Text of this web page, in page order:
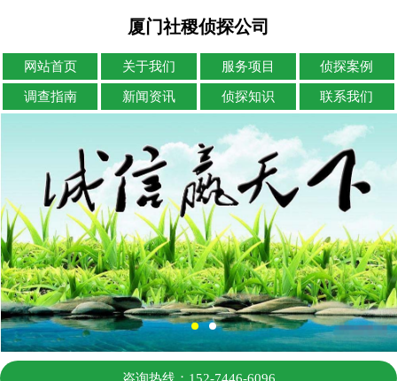
厦门社稷侦探公司
网站首页 关于我们 服务项目 侦探案例
调查指南 新闻资讯 侦探知识 联系我们
咨询热线：152-7446-6096